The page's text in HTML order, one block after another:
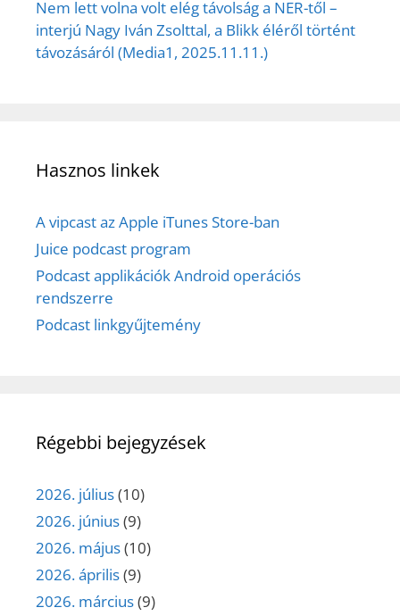
Nem lett volna volt elég távolság a NER-től –
interjú Nagy Iván Zsolttal, a Blikk éléről történt
távozásáról (Media1, 2025.11.11.)
Hasznos linkek
A vipcast az Apple iTunes Store-ban
Juice podcast program
Podcast applikációk Android operációs
rendszerre
Podcast linkgyűjtemény
Régebbi bejegyzések
2026. július(10)
2026. június(9)
2026. május(10)
2026. április(9)
2026. március(9)